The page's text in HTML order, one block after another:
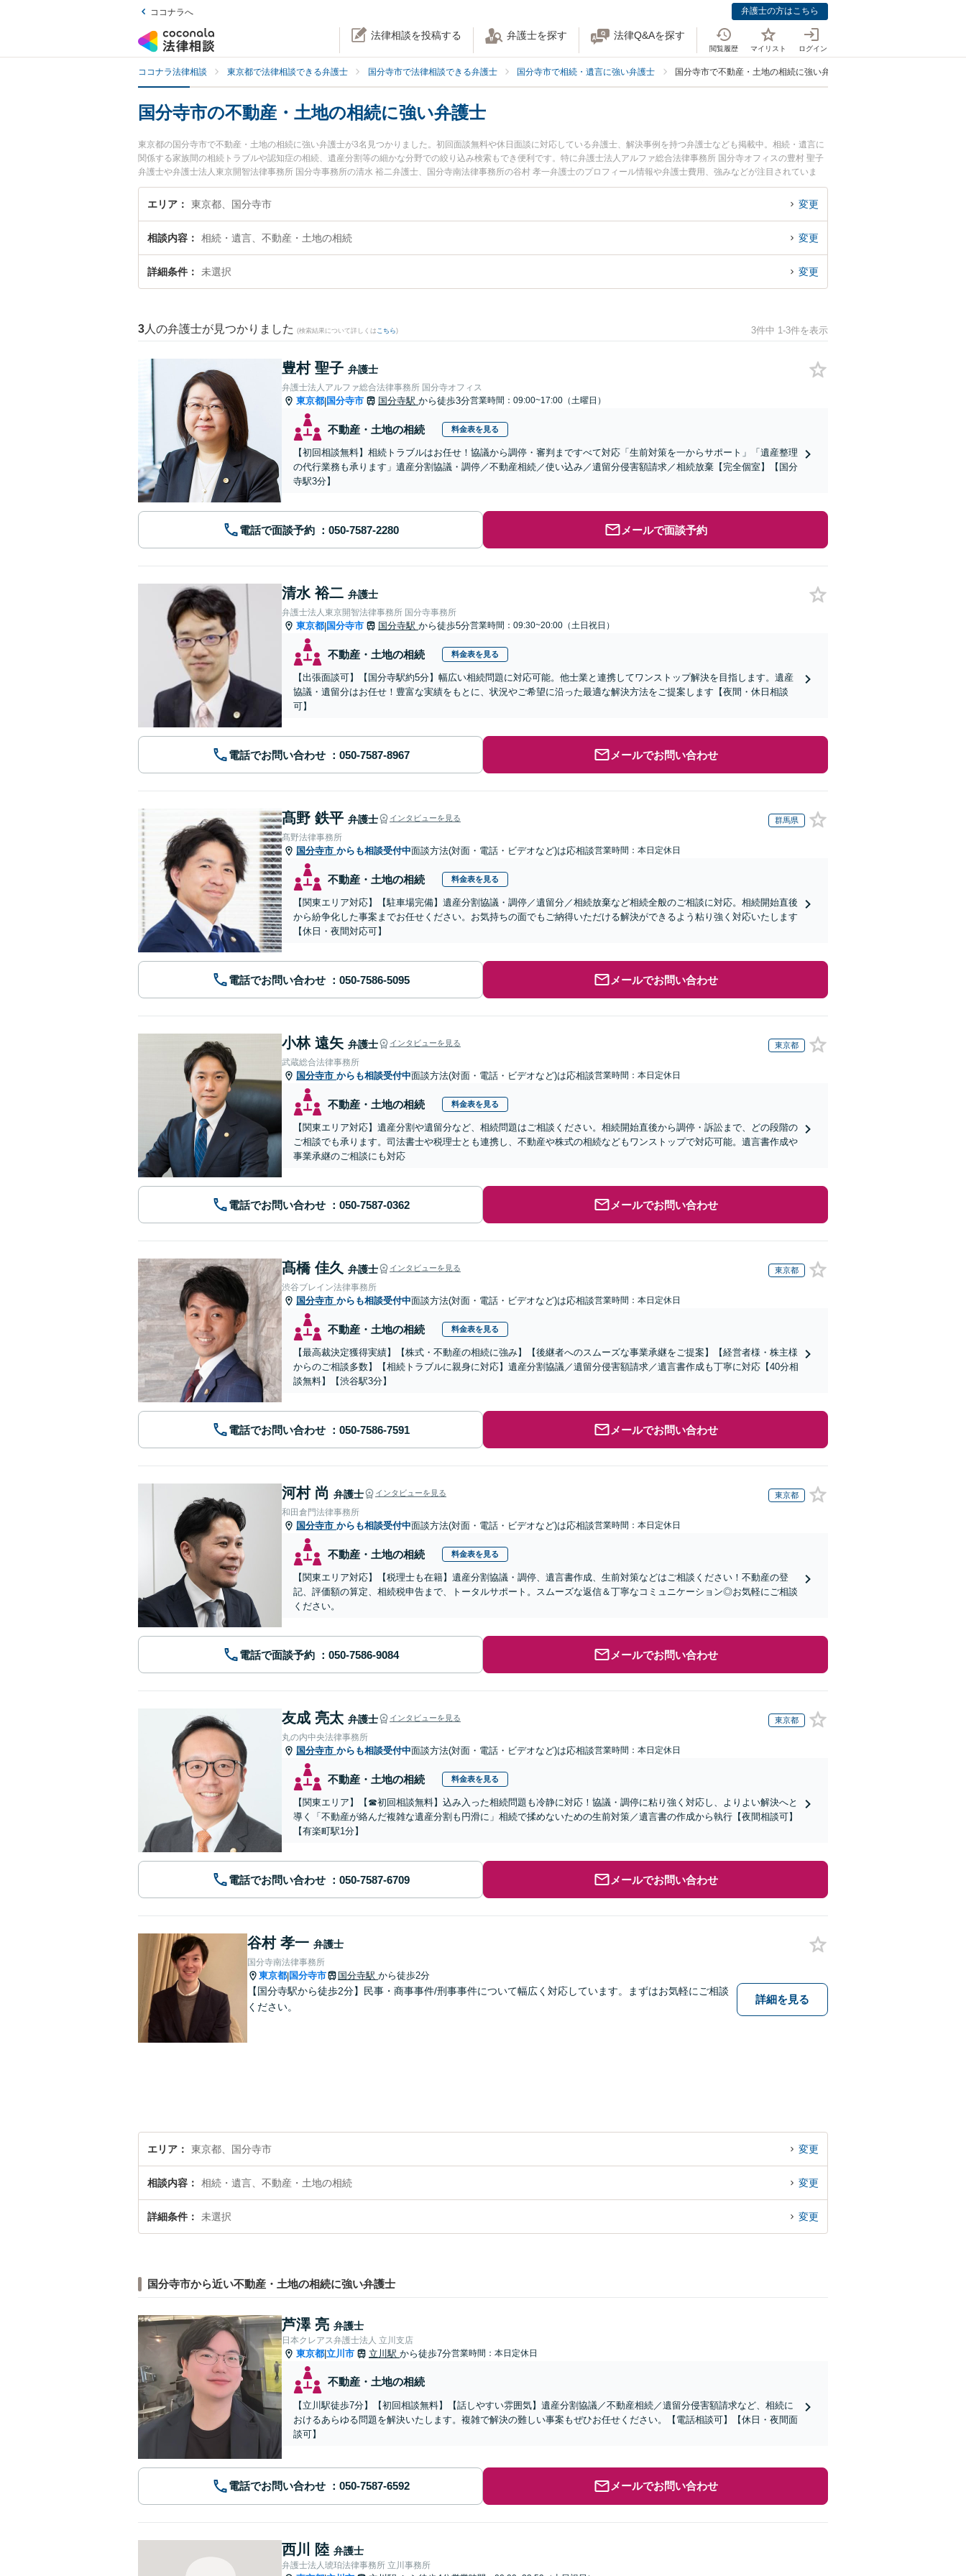
ココナラへ 弁護士の方はこちら
法律相談を投稿する 弁護士を探す 法律Q&Aを探す
閲覧履歴 マイリスト ログイン
ココナラ法律相談 東京都で法律相談できる弁護士 国分寺市で法律相談できる弁護士 国分寺市で相続・遺言に強い弁護士 国分寺市で不動産・土地の相続に強い弁護士
国分寺市の不動産・土地の相続に強い弁護士
東京都の国分寺市で不動産・土地の相続に強い弁護士が3名見つかりました。初回面談無料や休日面談に対応している弁護士、解決事例を持つ弁護士なども掲載中。相続・遺言に
関係する家族間の相続トラブルや認知症の相続、遺産分割等の細かな分野での絞り込み検索もでき便利です。特に弁護士法人アルファ総合法律事務所 国分寺オフィスの豊村 聖子
弁護士や弁護士法人東京開智法律事務所 国分寺事務所の清水 裕二弁護士、国分寺南法律事務所の谷村 孝一弁護士のプロフィール情報や弁護士費用、強みなどが注目されていま
す。『国分寺市で土日や夜間に発生した不動産・土地の相続のトラブルを今すぐに弁護士に相談したい』『不動産・土地の相続のトラブル解決の実績豊富な近くの弁護士を検索し
たい』『初回相談無料で不動産・土地の相続を法律相談できる国分寺市内の弁護士に相談予約したい』などでお困りの相談者さんにおすすめです。
エリア 東京都、国分寺市 変更
相談内容 相続・遺言、不動産・土地の相続 変更
詳細条件 未選択 変更
3 人の弁護士が見つかりました (検索結果について詳しくは こちら) 3件中 1-3件を表示
豊村 聖子 弁護士
弁護士法人アルファ総合法律事務所 国分寺オフィス
東京都|国分寺市 国分寺駅 から徒歩3分営業時間：09:00~17:00（土曜日）
不動産・土地の相続 料金表を見る
【初回相談無料】相続トラブルはお任せ！協議から調停・審判まですべて対応「生前対策を一からサポート」「遺産整理
の代行業務も承ります」遺産分割協議・調停／不動産相続／使い込み／遺留分侵害額請求／相続放棄【完全個室】【国分
寺駅3分】
電話で面談予約 メールで面談予約
清水 裕二 弁護士
弁護士法人東京開智法律事務所 国分寺事務所
東京都|国分寺市 国分寺駅 から徒歩5分営業時間：09:30~20:00（土日祝日）
不動産・土地の相続 料金表を見る
【出張面談可】【国分寺駅約5分】幅広い相続問題に対応可能。他士業と連携してワンストップ解決を目指します。遺産
協議・遺留分はお任せ！豊富な実績をもとに、状況やご希望に沿った最適な解決方法をご提案します【夜間・休日相談
可】
電話でお問い合わせ メールでお問い合わせ
髙野 鉄平 弁護士 インタビューを見る 群馬県
髙野法律事務所
国分寺市 からも相談受付中面談方法(対面・電話・ビデオなど)は応相談営業時間：本日定休日
不動産・土地の相続 料金表を見る
【関東エリア対応】【駐車場完備】遺産分割協議・調停／遺留分／相続放棄など相続全般のご相談に対応。相続開始直後
から紛争化した事案までお任せください。お気持ちの面でもご納得いただける解決ができるよう粘り強く対応いたします
【休日・夜間対応可】
電話でお問い合わせ メールでお問い合わせ
小林 遠矢 弁護士 インタビューを見る 東京都
武蔵総合法律事務所
国分寺市 からも相談受付中面談方法(対面・電話・ビデオなど)は応相談営業時間：本日定休日
不動産・土地の相続 料金表を見る
【関東エリア対応】遺産分割や遺留分など、相続問題はご相談ください。相続開始直後から調停・訴訟まで、どの段階の
ご相談でも承ります。司法書士や税理士とも連携し、不動産や株式の相続などもワンストップで対応可能。遺言書作成や
事業承継のご相談にも対応
電話でお問い合わせ メールでお問い合わせ
髙橋 佳久 弁護士 インタビューを見る 東京都
渋谷ブレイン法律事務所
国分寺市 からも相談受付中面談方法(対面・電話・ビデオなど)は応相談営業時間：本日定休日
不動産・土地の相続 料金表を見る
【最高裁決定獲得実績】【株式・不動産の相続に強み】【後継者へのスムーズな事業承継をご提案】【経営者様・株主様
からのご相談多数】【相続トラブルに親身に対応】遺産分割協議／遺留分侵害額請求／遺言書作成も丁寧に対応【40分相
談無料】【渋谷駅3分】
電話でお問い合わせ メールでお問い合わせ
河村 尚 弁護士 インタビューを見る 東京都
和田倉門法律事務所
国分寺市 からも相談受付中面談方法(対面・電話・ビデオなど)は応相談営業時間：本日定休日
不動産・土地の相続 料金表を見る
【関東エリア対応】【税理士も在籍】遺産分割協議・調停、遺言書作成、生前対策などはご相談ください！不動産の登
記、評価額の算定、相続税申告まで、トータルサポート。スムーズな返信＆丁寧なコミュニケーション◎お気軽にご相談
ください。
電話で面談予約 メールでお問い合わせ
友成 亮太 弁護士 インタビューを見る 東京都
丸の内中央法律事務所
国分寺市 からも相談受付中面談方法(対面・電話・ビデオなど)は応相談営業時間：本日定休日
不動産・土地の相続 料金表を見る
【関東エリア】【☎︎初回相談無料】込み入った相続問題も冷静に対応！協議・調停に粘り強く対応し、よりよい解決へと
導く「不動産が絡んだ複雑な遺産分割も円滑に」相続で揉めないための生前対策／遺言書の作成から執行【夜間相談可】
【有楽町駅1分】
電話でお問い合わせ メールでお問い合わせ
谷村 孝一 弁護士
国分寺南法律事務所
東京都|国分寺市 国分寺駅 から徒歩2分
【国分寺駅から徒歩2分】民事・商事事件/刑事事件について幅広く対応しています。まずはお気軽にご相談
ください。
詳細を見る
エリア 東京都、国分寺市 変更
相談内容 相続・遺言、不動産・土地の相続 変更
詳細条件 未選択 変更
国分寺市から近い不動産・土地の相続に強い弁護士
芦澤 亮 弁護士
日本クレアス弁護士法人 立川支店
東京都 立川市 立川駅 から徒歩7分営業時間：本日定休日
不動産・土地の相続
【立川駅徒歩7分】【初回相談無料】【話しやすい雰囲気】遺産分割協議／不動産相続／遺留分侵害額請求など、相続に
おけるあらゆる問題を解決いたします。複雑で解決の難しい事案もぜひお任せください。【電話相談可】【休日・夜間面
談可】
電話でお問い合わせ メールでお問い合わせ
西川 陸 弁護士
弁護士法人琥珀法律事務所 立川事務所